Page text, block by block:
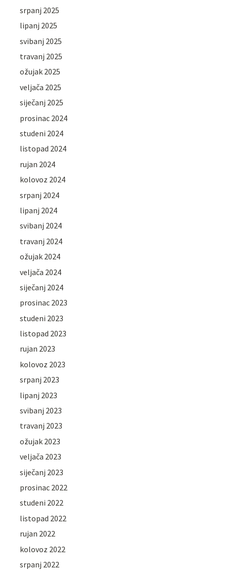
srpanj 2025
lipanj 2025
svibanj 2025
travanj 2025
ožujak 2025
veljača 2025
siječanj 2025
prosinac 2024
studeni 2024
listopad 2024
rujan 2024
kolovoz 2024
srpanj 2024
lipanj 2024
svibanj 2024
travanj 2024
ožujak 2024
veljača 2024
siječanj 2024
prosinac 2023
studeni 2023
listopad 2023
rujan 2023
kolovoz 2023
srpanj 2023
lipanj 2023
svibanj 2023
travanj 2023
ožujak 2023
veljača 2023
siječanj 2023
prosinac 2022
studeni 2022
listopad 2022
rujan 2022
kolovoz 2022
srpanj 2022